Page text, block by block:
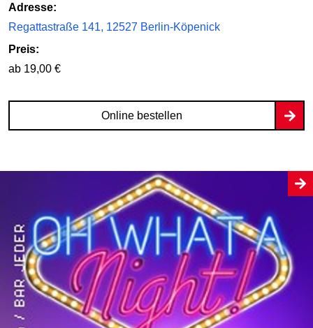
Adresse:
Regattastraße 141, 12527 Berlin-Köpenick
Preis:
ab 19,00 €
Online bestellen